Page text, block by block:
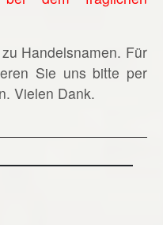
Handelsnamen. Für
Sie uns bitte per
Vielen Dank.